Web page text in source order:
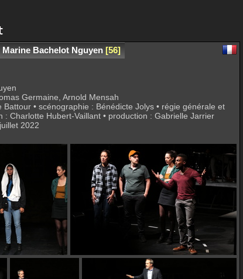
Bachelot Nguyen 56
Germaine, Arnold Mensah
• scénographie : Bénédicte Jolys • régie générale et
Charlotte Hubert-Vaillant • production : Gabrielle Jarrier
2022